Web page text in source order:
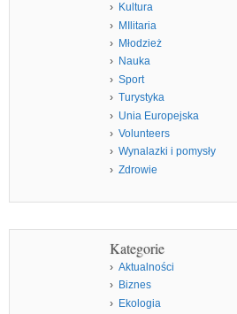
Kultura
MIlitaria
Młodzież
Nauka
Sport
Turystyka
Unia Europejska
Volunteers
Wynalazki i pomysły
Zdrowie
Kategorie
Aktualności
Biznes
Ekologia